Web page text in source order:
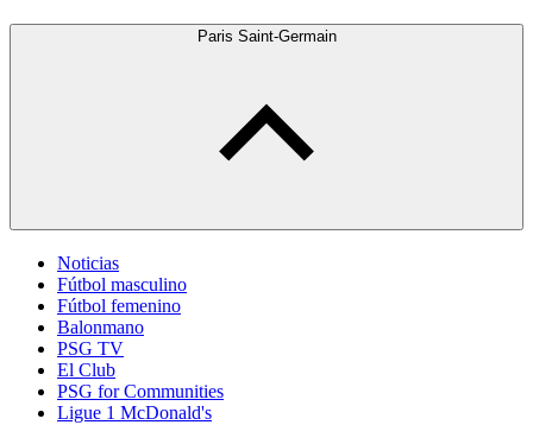
Paris Saint-Germain
Noticias
Fútbol masculino
Fútbol femenino
Balonmano
PSG TV
El Club
PSG for Communities
Ligue 1 McDonald's